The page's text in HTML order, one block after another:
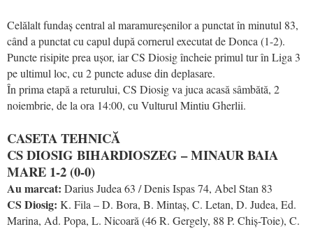
Celălalt fundaș central al maramureșenilor a punctat în minutul 83,
când a punctat cu capul după cornerul executat de Donca (1-2).
Puncte risipite prea ușor, iar CS Diosig încheie primul tur în Liga 3
pe ultimul loc, cu 2 puncte aduse din deplasare.
În prima etapă a returului, CS Diosig va juca acasă sâmbătă, 2
noiembrie, de la ora 14:00, cu Vulturul Mintiu Gherlii.
CASETA TEHNICĂ
CS DIOSIG BIHARDIOSZEG – MINAUR BAIA
MARE 1-2 (0-0)
Au marcat: Darius Judea 63 / Denis Ispas 74, Abel Stan 83
CS Diosig: K. Fila – D. Bora, B. Mintaș, C. Letan, D. Judea, Ed.
Marina, Ad. Popa, L. Nicoară (46 R. Gergely, 88 P. Chiș-Toie), C.